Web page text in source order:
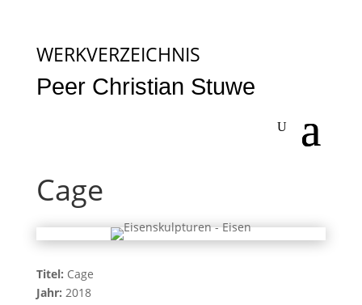
WERKVERZEICHNIS
Peer Christian Stuwe
Cage
Titel: Cage
Jahr: 2018